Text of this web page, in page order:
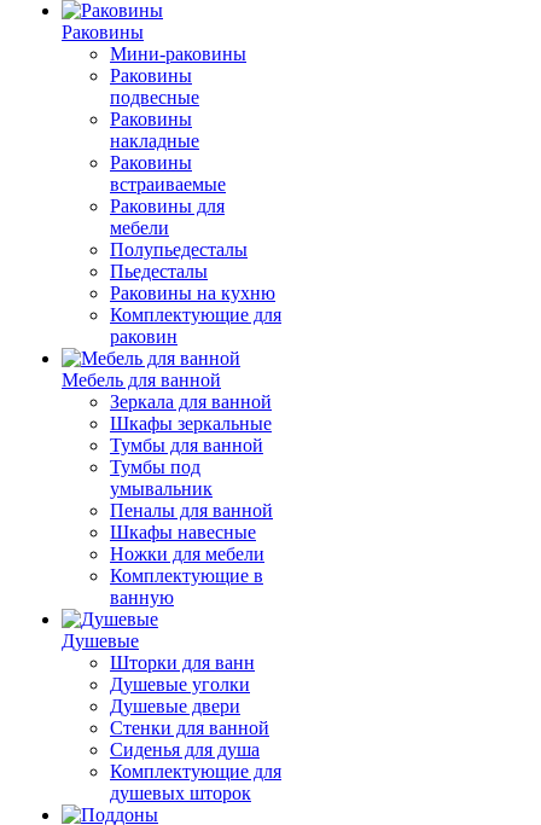
Раковины
Мини-раковины
Раковины
подвесные
Раковины
накладные
Раковины
встраиваемые
Раковины для
мебели
Полупьедесталы
Пьедесталы
Раковины на кухню
Комплектующие для
раковин
Мебель для ванной
Зеркала для ванной
Шкафы зеркальные
Тумбы для ванной
Тумбы под
умывальник
Пеналы для ванной
Шкафы навесные
Ножки для мебели
Комплектующие в
ванную
Душевые
Шторки для ванн
Душевые уголки
Душевые двери
Стенки для ванной
Сиденья для душа
Комплектующие для
душевых шторок